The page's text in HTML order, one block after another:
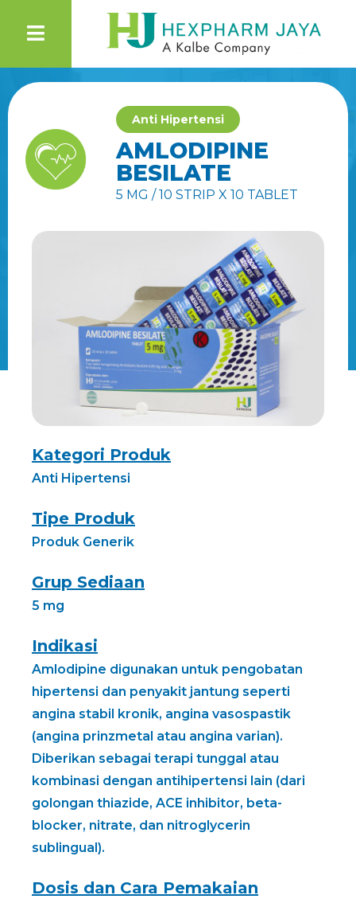
Anti Hipertensi
AMLODIPINE
BESILATE
5 MG / 10 STRIP X 10 TABLET
Kategori Produk
Anti Hipertensi
Tipe Produk
Produk Generik
Grup Sediaan
5 mg
Indikasi
Amlodipine digunakan untuk pengobatan
hipertensi dan penyakit jantung seperti
angina stabil kronik, angina vasospastik
(angina prinzmetal atau angina varian).
Diberikan sebagai terapi tunggal atau
kombinasi dengan antihipertensi lain (dari
golongan thiazide, ACE inhibitor, beta-
blocker, nitrate, dan nitroglycerin
sublingual).
Dosis dan Cara Pemakaian